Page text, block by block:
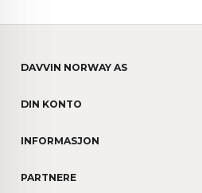
DAVVIN NORWAY AS
DIN KONTO
INFORMASJON
PARTNERE